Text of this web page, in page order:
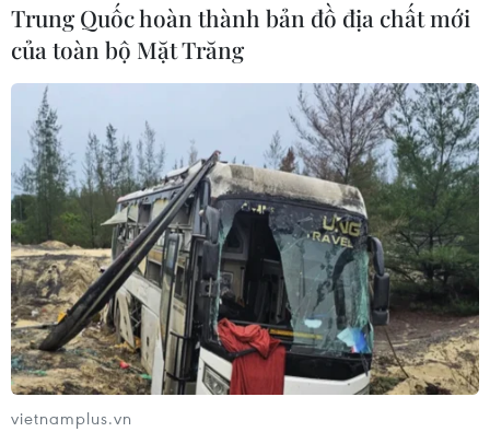
Trung Quốc hoàn thành bản đồ địa chất mới
của toàn bộ Mặt Trăng
vietnamplus.vn